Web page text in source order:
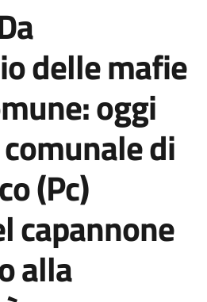
delle mafie
oggi
di
(Pc)
capannone
alla